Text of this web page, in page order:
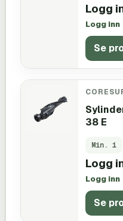
Logg
Logg inn
Se
38 E
Min. 1
Logg
Logg inn
Se